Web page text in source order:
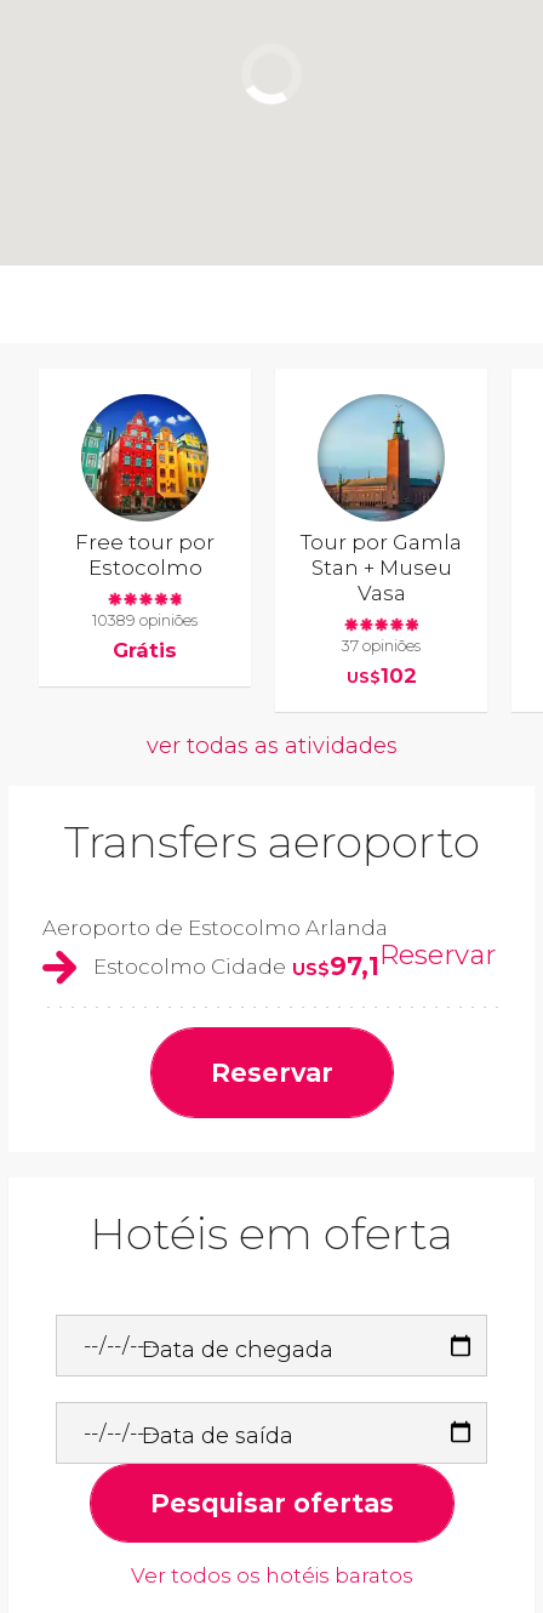
Free tour por
Estocolmo
10389 opiniões
Grátis
Tour por Gamla
Stan + Museu
Vasa
37 opiniões
US$102
ver todas as atividades
Transfers aeroporto
Aeroporto de Estocolmo Arlanda
Estocolmo Cidade US$97,1Reservar
Reservar
Hotéis em oferta
Data de chegada
Data de saída
Pesquisar ofertas
Ver todos os hotéis baratos